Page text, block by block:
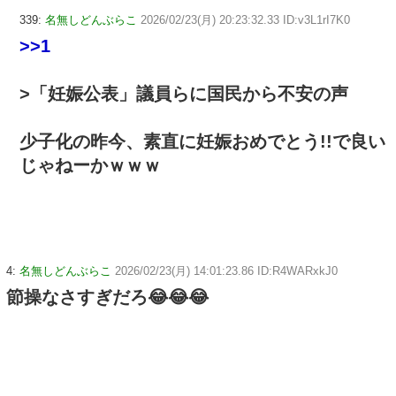
339: 名無しどんぶらこ 2026/02/23(月) 20:23:32.33 ID:v3L1rI7K0
>>1
>「妊娠公表」議員らに国民から不安の声
少子化の昨今、素直に妊娠おめでとう!!で良い
じゃねーかｗｗｗ
4: 名無しどんぶらこ 2026/02/23(月) 14:01:23.86 ID:R4WARxkJ0
節操なさすぎだろ😂😂😂